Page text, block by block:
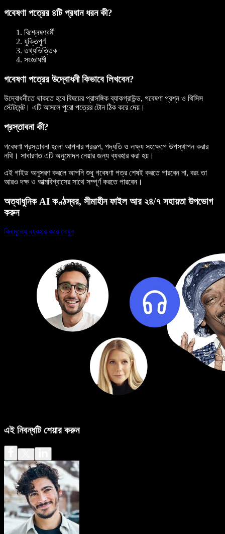
গবেষণা পত্রের ৪টি প্রধান ধরন কী?
বিশ্লেষণধর্মী
যুক্তিপূর্ণ
তথ্যভিত্তিক
সংজ্ঞাধর্মী
গবেষণা পত্রের উদ্বোধনী কিভাবে লিখবেন?
উদ্বোধনীতে থাকতে হবে বিষয়ের প্রাসঙ্গিক ব্যাকগ্রাউন্ড, গবেষণা প্রশ্ন ও থিসিস
স্টেটমেন্ট। এটি আসলে পুরো পত্রের টোন ঠিক করে দেয়।
প্রস্তাবনা কী?
গবেষণা প্রস্তাবনা হলো আপনার প্রকল্প, পদ্ধতি ও লক্ষ্য সংক্ষেপে উপস্থাপন করার
নথি। সাধারণত এটি অনুমোদন নেয়ার জন্য ব্যবহার করা হয়।
এই গাইড অনুসরণ করলে আপনি শুধু গবেষণা পত্র শেষই করতে পারবেন না, বরং তা
আরও দক্ষ ও আত্মবিশ্বাসের সাথে সম্পূর্ণ করতে পারবেন।
অত্যাধুনিক AI কণ্ঠস্বর, সীমাহীন ফাইল আর ২৪/৭ সহায়তা উপভোগ
করুন
বিনামূল্যে ব্যবহার করে দেখুন
এই নিবন্ধটি শেয়ার করুন